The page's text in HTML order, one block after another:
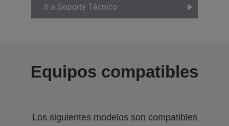
Ir a Soporte Técnico
Equipos compatibles
Los siguientes modelos son compatibles